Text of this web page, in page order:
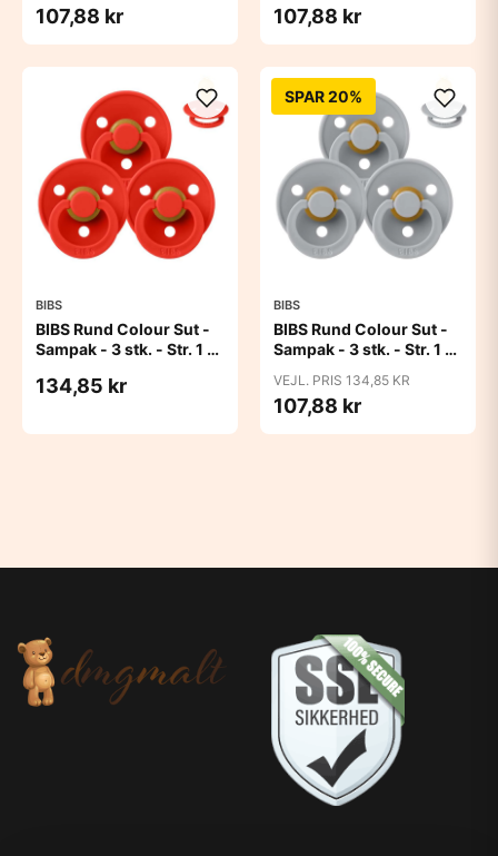
107,88 kr 107,88 kr
BIBS
BIBS Rund Colour Sut -
Sampak - 3 stk. - Str. 1 -
134,85 kr
SPAR 20%
BIBS
BIBS Rund Colour Sut -
Sampak - 3 stk. - Str. 1 -
VEJL. PRIS 134,85 KR
107,88 kr